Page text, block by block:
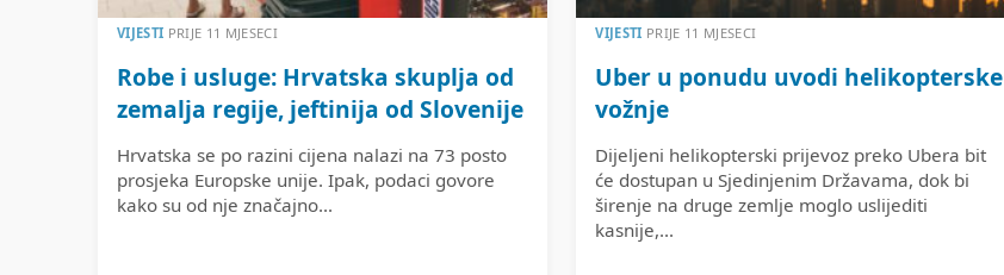
VIJESTI PRIJE 11 MJESECI
Robe i usluge: Hrvatska skuplja od
zemalja regije, jeftinija od Slovenije
Hrvatska se po razini cijena nalazi na 73 posto
prosjeka Europske unije. Ipak, podaci govore
kako su od nje značajno...
VIJESTI PRIJE 11 MJESECI
Uber u ponudu uvodi helikopterske
vožnje
Dijeljeni helikopterski prijevoz preko Ubera bit
će dostupan u Sjedinjenim Državama, dok bi
širenje na druge zemlje moglo uslijediti
kasnije,...